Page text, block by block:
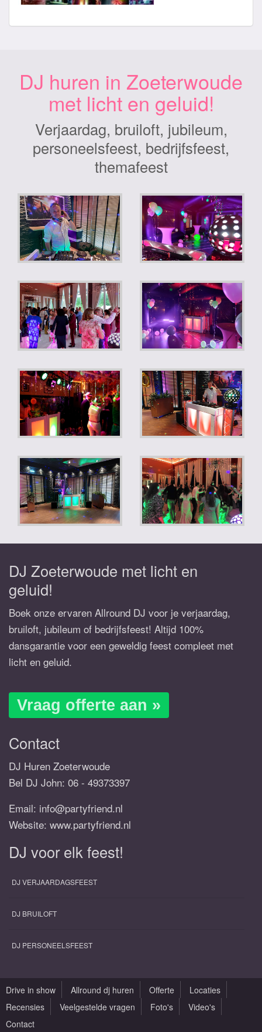
DJ huren in Zoeterwoude
met licht en geluid!
Verjaardag, bruiloft, jubileum,
personeelsfeest, bedrijfsfeest,
themafeest
DJ Zoeterwoude met licht en
geluid!
Boek onze ervaren Allround DJ voor je verjaardag,
bruiloft, jubileum of bedrijfsfeest! Altijd 100%
dansgarantie voor een geweldig feest compleet met
licht en geluid.
Vraag offerte aan »
Contact
DJ Huren Zoeterwoude
Bel DJ John: 06 - 49373397
Email: info@partyfriend.nl
Website: www.partyfriend.nl
DJ voor elk feest!
DJ VERJAARDAGSFEEST
DJ BRUILOFT
DJ PERSONEELSFEEST
Drive in show Allround dj huren Offerte
Locaties
Recensies
Veelgestelde vragen Foto's
Video's
Contact